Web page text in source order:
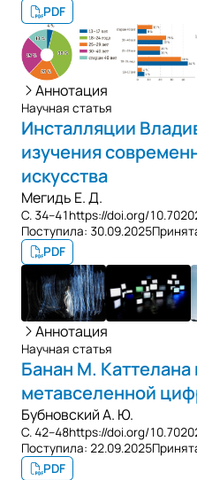
PDF
Аннотация
Научная статья
Инсталляции
изучения
искусства
Мегидь Е. Д.
С. 34–41https://doi.org/
Поступила: 30.09.2025
PDF
Аннотация
Научная статья
Банан М. Каттелана
метавселенной
Бубновский А. Ю.
С. 42–48https://doi.org/
Поступила: 22.09.2025
PDF